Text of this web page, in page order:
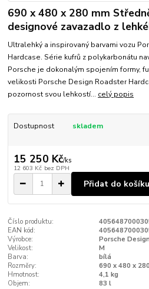
690 x 480 x 280 mm
designové zavazadlo z
Ultralehký a inspirovaný barvami vozu
Hardcase. Série kufrů z polykarbonátu
Porsche je dokonalým spojením formy,
velikosti Porsche Design Roadster
pozornost svou lehkostí... celý popis
Dostupnost skladem
15 250 Kč/ks
12 603 Kč bez DPH
Přidat do košíku
Číslo produktu:
EAN kód:
Výrobce:
Porsche Design
Velikost:
M
Barva:
bílá
Rozměry:
690 x 480 x
Hmotnost:
4,1 kg
Objem:
83 l